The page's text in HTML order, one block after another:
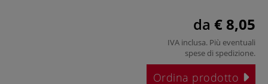
da € 8,05
IVA inclusa. Più eventuali
spese di spedizione.
Ordina prodotto